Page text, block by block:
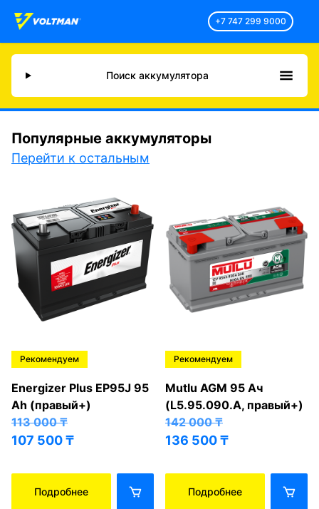
+7 747 299 9000
Поиск аккумулятора
Популярные аккумуляторы
Перейти к остальным
Рекомендуем
Energizer Plus EP95J 95
Ah (правый+)
113 000₸
107 500₸
Подробнее
Рекомендуем
Mutlu AGM 95 Ач
(L5.95.090.A, правый+)
142 000₸
136 500₸
Подробнее